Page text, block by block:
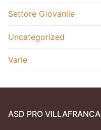
Settore Giovanile
Uncategorized
Varie
ASD PRO VILLAFRANCA